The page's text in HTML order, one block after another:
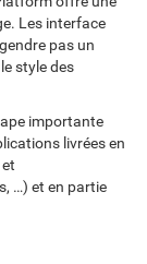
Les interface
pas un
style des
importante
livrées en
…) et en partie